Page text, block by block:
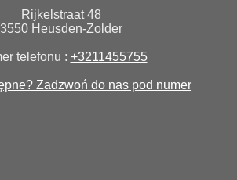
Rijkelstraat 48
3550 Heusden-Zolder
telefonu : +3211455755
Zadzwoń do nas pod numer